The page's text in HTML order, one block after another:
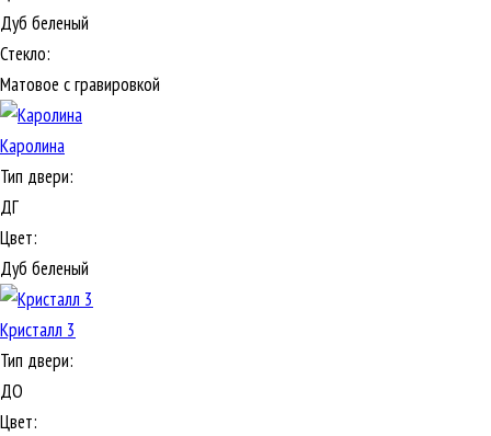
Дуб беленый
Стекло:
Матовое с гравировкой
Каролина
Тип двери:
ДГ
Цвет:
Дуб беленый
Кристалл 3
Тип двери:
ДО
Цвет: